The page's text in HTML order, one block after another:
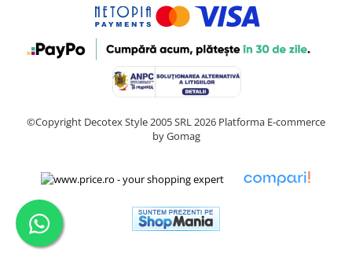
©Copyright Decotex Style 2005 SRL 2026 Platforma E-commerce
by Gomag